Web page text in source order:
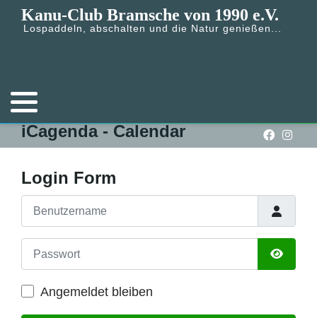
Kanu-Club Bramsche von 1990 e.V.
Lospaddeln, abschalten und die Natur genießen...
iCagenda - Calendar
Login Form
Benutzername
Passwort
Angemeldet bleiben
Der Vorstand
Beiträge ab 2022
Formulare